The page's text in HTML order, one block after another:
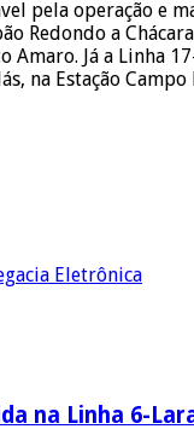
pela operação e
Redondo a
Amaro. Já a
na Estação
Eletrônica
na Linha 6-